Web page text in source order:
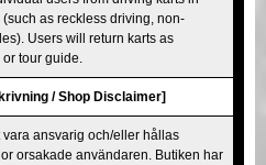
as reckless driving, non-
Users will return karts as
tour guide.
/ Shop Disclaimer]
vara ansvarig och/eller hållas
orsakade användaren. Butiken har